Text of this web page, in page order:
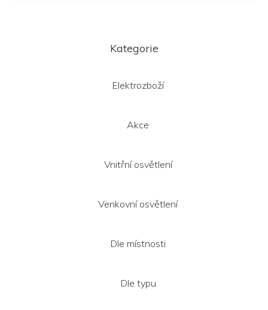
Kategorie
Elektrozboží
Akce
Vnitřní osvětlení
Venkovní osvětlení
Dle místnosti
Dle typu